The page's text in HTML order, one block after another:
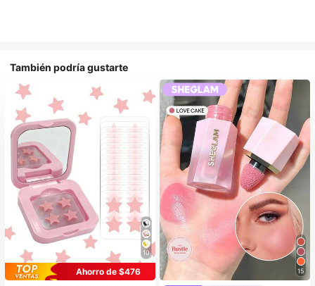
También podría gustarte
10
Ahorro de $476
15